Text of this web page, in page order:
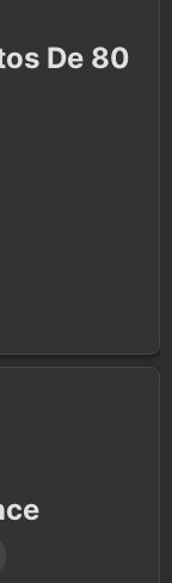
De 80